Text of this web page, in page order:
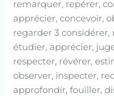
remarquer, repérer,
apprécier, concevoir,
regarder 3
étudier, apprécier,
respecter, révérer,
observer, inspecter,
approfondir, fouiller,